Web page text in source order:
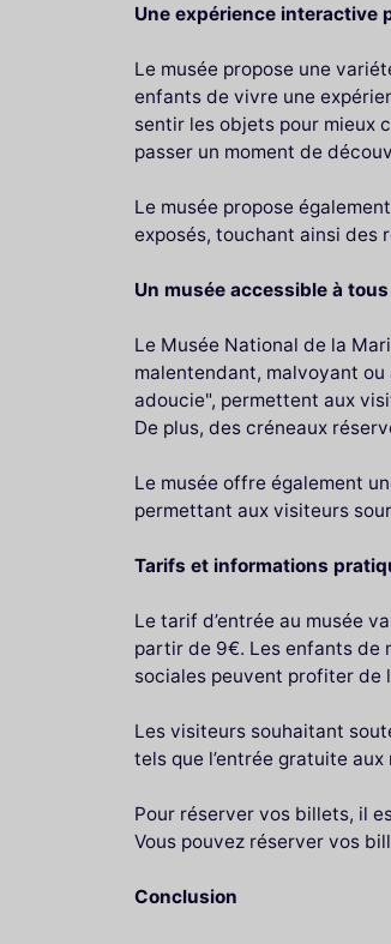
Une expérience interactive
Le musée propose une
enfants de vivre une
sentir les objets pour mieux
passer un moment de
Le musée propose
exposés, touchant ainsi des
Un musée accessible à tous
Le Musée National de la
malentendant, malvoyant
adoucie", permettent aux
De plus, des créneaux
Le musée offre également
permettant aux visiteurs
Tarifs et informations
Le tarif d’entrée au musée
partir de 9€. Les enfants de
sociales peuvent profiter de
Les visiteurs souhaitant
tels que l’entrée gratuite
Pour réserver vos billets, il
Vous pouvez réserver vos
Conclusion